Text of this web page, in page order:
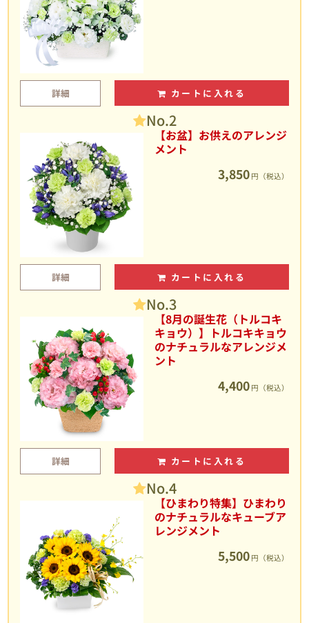
詳細 カートに入れる
No.2
【お盆】お供えのアレンジ
メント
3,850 円（税込）
詳細 カートに入れる
No.3
【8月の誕生花（トルコキ
キョウ）】トルコキキョウ
のナチュラルなアレンジメ
ント
4,400 円（税込）
詳細 カートに入れる
No.4
【ひまわり特集】ひまわり
のナチュラルなキューブア
レンジメント
5,500 円（税込）